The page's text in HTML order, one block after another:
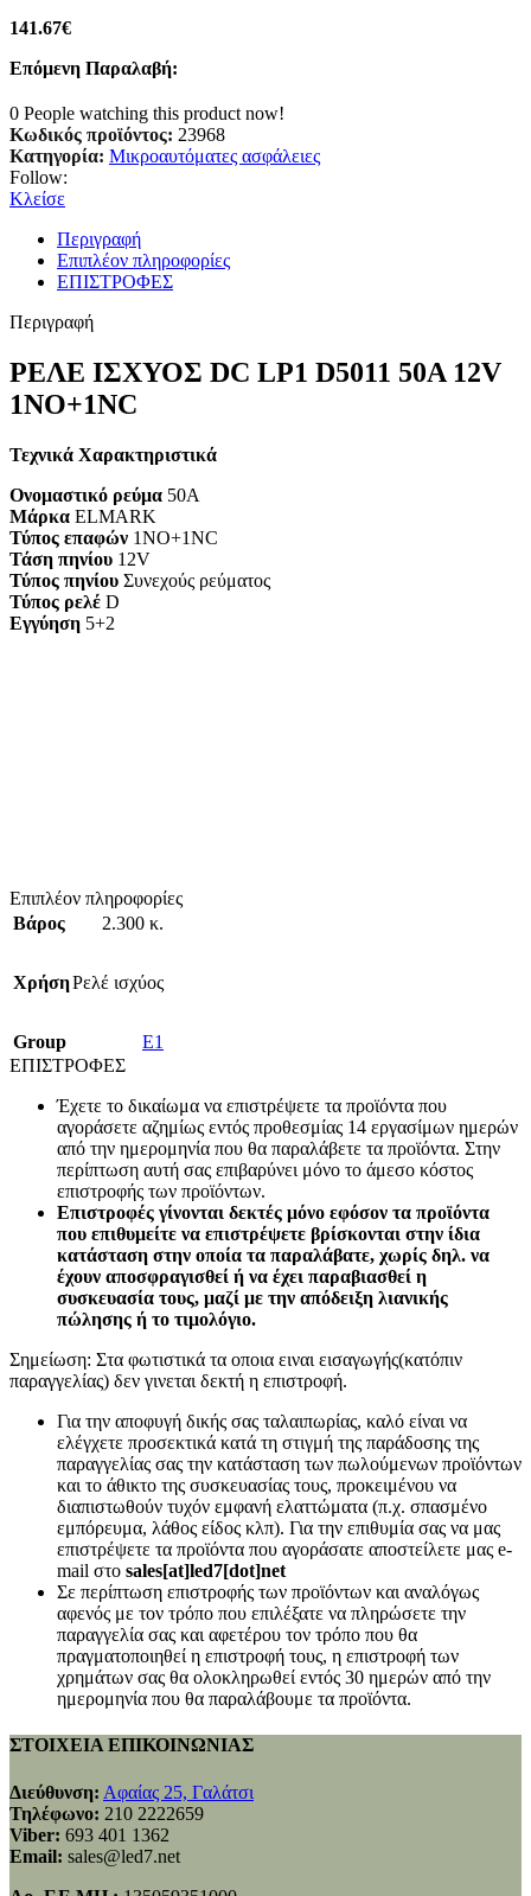
141.67€
Επόμενη Παραλαβή:
0 People watching this product now!
Κωδικός προϊόντος: 23968
Κατηγορία: Μικροαυτόματες ασφάλειες
Follow:
Κλείσε
Περιγραφή
Επιπλέον πληροφορίες
ΕΠΙΣΤΡΟΦΕΣ
Περιγραφή
ΡΕΛΕ ΙΣΧΥΟΣ DC LP1 D5011 50A 12V
1ΝΟ+1NC
Τεχνικά Χαρακτηριστικά
Ονομαστικό ρεύμα 50A
Μάρκα ELMARK
Τύπος επαφών 1NO+1NC
Τάση πηνίου 12V
Τύπος πηνίου Συνεχούς ρεύματος
Τύπος ρελέ D
Εγγύηση 5+2
Επιπλέον πληροφορίες
Βάρος
2.300 κ.
ΧρήσηΡελέ ισχύος
Group
E1
ΕΠΙΣΤΡΟΦΕΣ
Έχετε το δικαίωμα να επιστρέψετε τα προϊόντα που
αγοράσετε αζημίως εντός προθεσμίας 14 εργασίμων ημερών
από την ημερομηνία που θα παραλάβετε τα προϊόντα. Στην
περίπτωση αυτή σας επιβαρύνει μόνο το άμεσο κόστος
επιστροφής των προϊόντων.
Επιστροφές γίνονται δεκτές μόνο εφόσον τα προϊόντα
που επιθυμείτε να επιστρέψετε βρίσκονται στην ίδια
κατάσταση στην οποία τα παραλάβατε, χωρίς δηλ. να
έχουν αποσφραγισθεί ή να έχει παραβιασθεί η
συσκευασία τους, μαζί με την απόδειξη λιανικής
πώλησης ή το τιμολόγιο.
Σημείωση: Στα φωτιστικά τα οποια ειναι εισαγωγής(κατόπιν
παραγγελίας) δεν γινεται δεκτή η επιστροφή.
Για την αποφυγή δικής σας ταλαιπωρίας, καλό είναι να
ελέγχετε προσεκτικά κατά τη στιγμή της παράδοσης της
παραγγελίας σας την κατάσταση των πωλούμενων προϊόντων
και το άθικτο της συσκευασίας τους, προκειμένου να
διαπιστωθούν τυχόν εμφανή ελαττώματα (π.χ. σπασμένο
εμπόρευμα, λάθος είδος κλπ). Για την επιθυμία σας να μας
επιστρέψετε τα προϊόντα που αγοράσατε αποστείλετε μας e-
mail στο sales[at]led7[dot]net
Σε περίπτωση επιστροφής των προϊόντων και αναλόγως
αφενός με τον τρόπο που επιλέξατε να πληρώσετε την
παραγγελία σας και αφετέρου τον τρόπο που θα
πραγματοποιηθεί η επιστροφή τους, η επιστροφή των
χρημάτων σας θα ολοκληρωθεί εντός 30 ημερών από την
ημερομηνία που θα παραλάβουμε τα προϊόντα.
ΣΤΟΙΧΕΙΑ ΕΠΙΚΟΙΝΩΝΙΑΣ
Διεύθυνση: Αφαίας 25, Γαλάτσι
Τηλέφωνο: 210 2222659
Viber: 693 401 1362
Email: sales@led7.net